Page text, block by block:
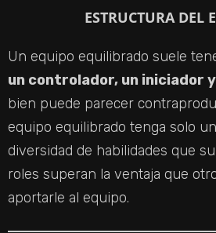
ESTRUCTURA DEL
Un equipo equilibrado suele
un controlador, un iniciador
bien puede parecer
equipo equilibrado tenga solo
diversidad de habilidades que
roles superan la ventaja que
aportarle al equipo.